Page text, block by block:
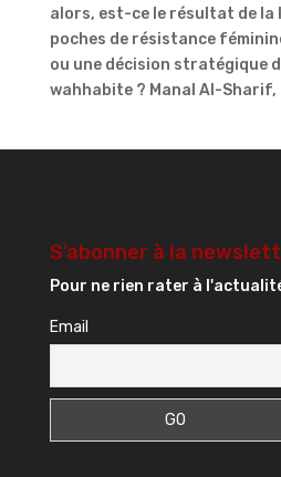
alors, est-ce le résultat de la
poches de résistance
ou une décision stratégique
wahhabite ? Manal Al-Sharif,
S’abonner à la
Pour ne rien rater à
Email